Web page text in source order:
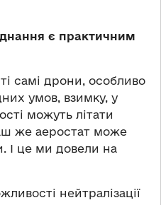
є практичним
самі дрони, особливо
умов, взимку, у
можуть літати
же аеростат може
І це ми довели на
нейтралізації